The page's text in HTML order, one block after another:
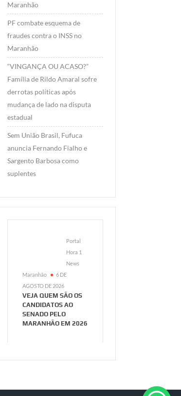
Maranhão
PF combate esquema de
fraudes contra o INSS no
Maranhão
“VINGANÇA OU ACASO?”
Família de Rildo Amaral sofre
derrotas políticas após
mudança de lado na disputa
estadual
Sem União Brasil, Fufuca
anuncia Fernando Fialho e
Sargento Barbosa como
suplentes
Portal
Hora 1
News
Maranhão
6 DE
AGOSTO DE 2026
VEJA QUEM SÃO OS
CANDIDATOS AO
SENADO PELO
MARANHÃO EM 2026